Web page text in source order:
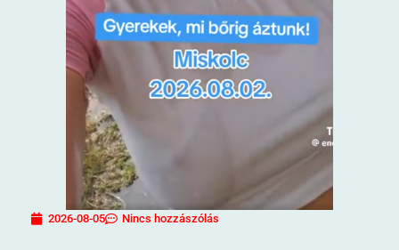
2026-08-05 Nincs hozzászólás